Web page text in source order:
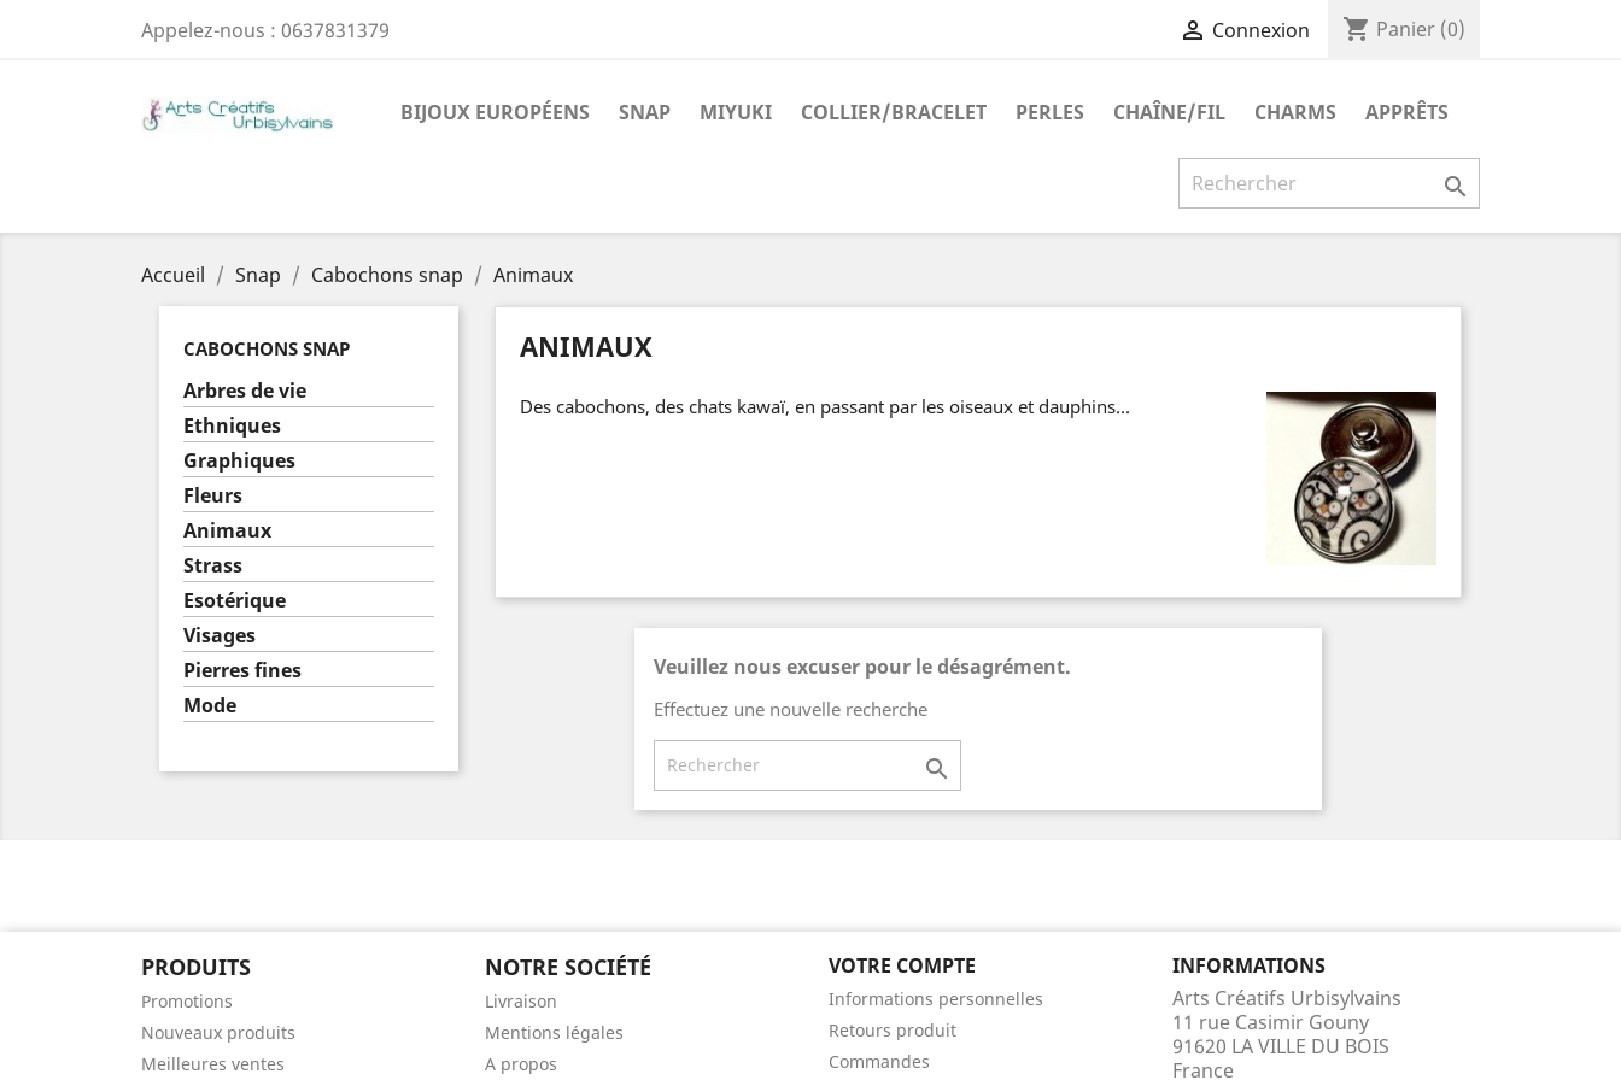
Appelez-nous : 0637831379  Connexion shopping_cart Panier (0)
BIJOUX EUROPÉENS SNAP MIYUKI COLLIER/BRACELET PERLES CHAÎNE/FIL CHARMS APPRÊTS

Accueil Snap Cabochons snap Animaux
CABOCHONS SNAP
Arbres de vie
Ethniques
Graphiques
Fleurs
Animaux
Strass
Esotérique
Visages
Pierres fines
Mode
ANIMAUX
Des cabochons, des chats kawaï, en passant par les oiseaux et dauphins...
Veuillez nous excuser pour le désagrément.
Effectuez une nouvelle recherche

PRODUITS
Promotions
Nouveaux produits
Meilleures ventes
NOTRE SOCIÉTÉ
Livraison
Mentions légales
A propos
VOTRE COMPTE
Informations personnelles
Retours produit
Commandes
INFORMATIONS
Arts Créatifs Urbisylvains
11 rue Casimir Gouny
91620 LA VILLE DU BOIS
France